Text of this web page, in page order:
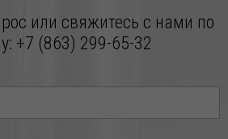
СИЛИКАГЕЛЯ ИНДИКАТОРНОГО
02.02.2026
или свяжитесь с нами по
+7 (863) 299-65-32